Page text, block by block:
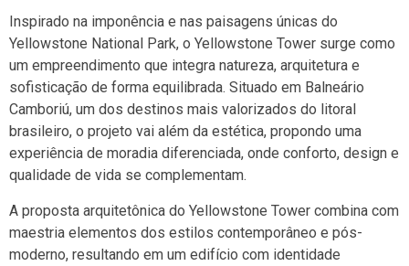
Inspirado na imponência e nas paisagens únicas do
Yellowstone National Park, o Yellowstone Tower surge como
um empreendimento que integra natureza, arquitetura e
sofisticação de forma equilibrada. Situado em Balneário
Camboriú, um dos destinos mais valorizados do litoral
brasileiro, o projeto vai além da estética, propondo uma
experiência de moradia diferenciada, onde conforto, design e
qualidade de vida se complementam.
A proposta arquitetônica do Yellowstone Tower combina com
maestria elementos dos estilos contemporâneo e pós-
moderno, resultando em um edifício com identidade